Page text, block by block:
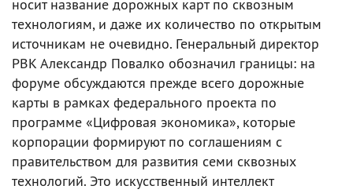
носит название дорожных карт по сквозным
технологиям, и даже их количество по открытым
источникам не очевидно. Генеральный директор
РВК Александр Повалко обозначил границы: на
форуме обсуждаются прежде всего дорожные
карты в рамках федерального проекта по
программе «Цифровая экономика», которые
корпорации формируют по соглашениям с
правительством для развития семи сквозных
технологий. Это искусственный интеллект